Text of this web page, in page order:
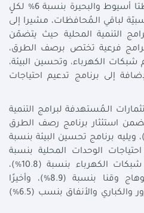
11%، وتليها في الترتيب مُحافظتا أسيوط والبحيرة بنسبة 6% لكلٍ
لباقي الـمُحافظات، مشيرا إلى
التنمية المحلية حيث يتضمّن
برامج فرعية تختص برصف الطرق،
شبكات الكهرباء، وتحسين البيئة،
إلى برنامج تدعيم احتياجات
الـمُستهدفة لبرامج التنمية
الخطة 23/2024، يتضمن استئثار برنامج رصف الطرق
الأكبر بنسبة (38.8%)، ويليه برنامج تحسين البيئة بنسبة
احتياجات الوحدات المحلية بنسبة
(12.7%)، وبرنامج مد وتدعيم شبكات الكهرباء بنسبة (10.8%)،
وبرنامج تنمية محافظتي سوهاج وقنا بنسبة (8.9%)، وأخيرًا
برنامجي الأمن والإطفاء والمرور والكباري والأنفاق بنسب (6.5%)